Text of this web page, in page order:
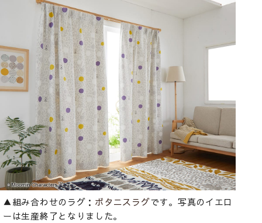
▲組み合わせのラグ： ボタニスラグです。写真のイエロ
ーは生産終了となりました。